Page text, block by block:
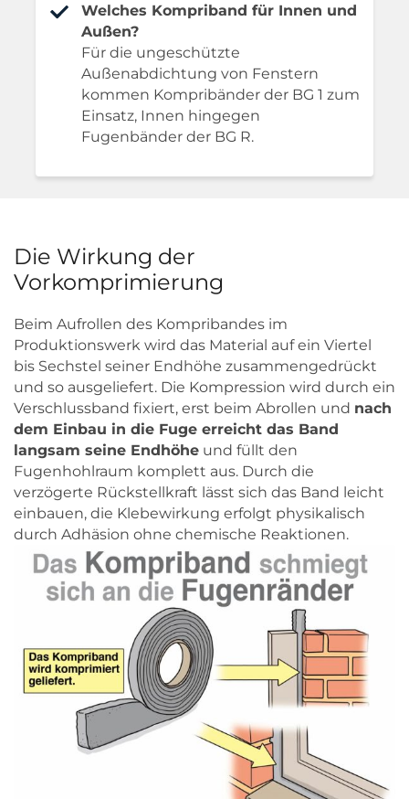
Welches Kompriband für Innen und
Außen?
Für die ungeschützte
Außenabdichtung von Fenstern
kommen Kompribänder der BG 1 zum
Einsatz, Innen hingegen
Fugenbänder der BG R.
Die Wirkung der
Vorkomprimierung
Beim Aufrollen des Kompribandes im
Produktionswerk wird das Material auf ein Viertel
bis Sechstel seiner Endhöhe zusammengedrückt
und so ausgeliefert. Die Kompression wird durch ein
Verschlussband fixiert, erst beim Abrollen und nach
dem Einbau in die Fuge erreicht das Band
langsam seine Endhöhe und füllt den
Fugenhohlraum komplett aus. Durch die
verzögerte Rückstellkraft lässt sich das Band leicht
einbauen, die Klebewirkung erfolgt physikalisch
durch Adhäsion ohne chemische Reaktionen.